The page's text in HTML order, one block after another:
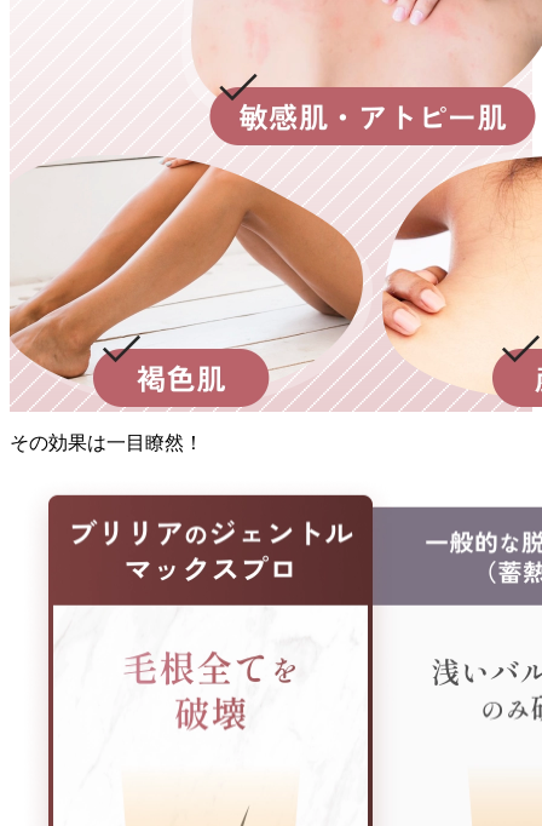
その効果は一目瞭然！